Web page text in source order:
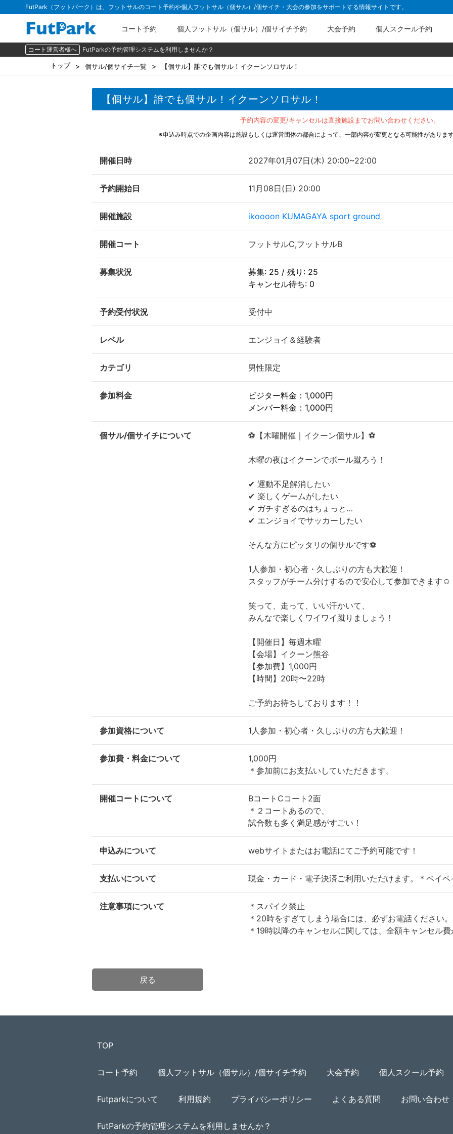
FutPark（フットパーク）は、フットサルのコート予約や個人フットサル（個サル）/個サイチ・大会の参加をサポートする情報サイトです。
コート予約 個人フットサル（個サル）/個サイチ予約 大会予約 個人スクール予約
コート運営者様へ FutParkの予約管理システムを利用しませんか？
トップ 個サル/個サイチ一覧 【個サル】誰でも個サル！イクーンソロサル！
【個サル】誰でも個サル！イクーンソロサル！
予約内容の変更/キャンセルは直接施設までお問い合わせください。
※申込み時点での企画内容は施設もしくは運営団体の都合によって、一部内容が変更となる可能性がありま
開催日時 2027年01月07日(木) 20:00~22:00
予約開始日 11月08日(日) 20:00
開催施設 ikoooon KUMAGAYA sport ground
開催コート フットサルC,フットサルB
募集状況
募集: 25 / 残り: 25
キャンセル待ち: 0
予約受付状況 受付中
レベル エンジョイ＆経験者
カテゴリ 男性限定
参加料金
ビジター料金：1,000円
メンバー料金：1,000円
個サル/個サイチについて ⚽️【木曜開催｜イクーン個サル】⚽️
木曜の夜はイクーンでボール蹴ろう！
✔ 運動不足解消したい
✔ 楽しくゲームがしたい
✔ ガチすぎるのはちょっと…
✔ エンジョイでサッカーしたい
そんな方にピッタリの個サルです⚽️
1人参加・初心者・久しぶりの方も大歓迎！
スタッフがチーム分けするので安心して参加できます☺️
笑って、走って、いい汗かいて、
みんなで楽しくワイワイ蹴りましょう！
【開催日】毎週木曜
【会場】イクーン熊谷
【参加費】1,000円
【時間】20時〜22時
ご予約お待ちしております！！
参加資格について 1人参加・初心者・久しぶりの方も大歓迎！
参加費・料金について
1,000円
＊参加前にお支払いしていただきます。
開催コートについて
BコートCコート2面
＊２コートあるので、
試合数も多く満足感がすごい！
申込みについて webサイトまたはお電話にてご予約可能です！
支払いについて 現金・カード・電子決済ご利用いただけます。＊ペイペ
注意事項について
＊スパイク禁止
＊20時をすぎてしまう場合には、必ずお電話ください。
＊19時以降のキャンセルに関しては、全額キャンセル費
戻る
TOP
コート予約 個人フットサル（個サル）/個サイチ予約 大会予約 個人スクール予約
Futparkについて 利用規約 プライバシーポリシー よくある質問 お問い合わせ
FutParkの予約管理システムを利用しませんか？